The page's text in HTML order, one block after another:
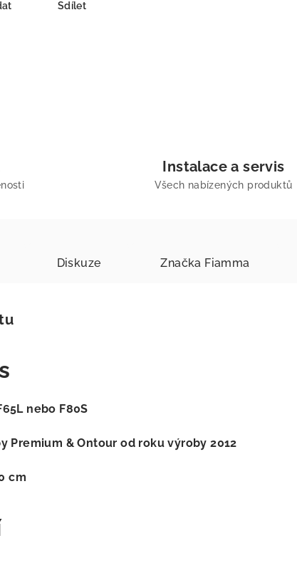
Sdílet
Instalace a servis
Všech nabízených produktů
Diskuze Značka Fiamma
nebo F80S
Premium & Ontour od roku výroby 2012
cm